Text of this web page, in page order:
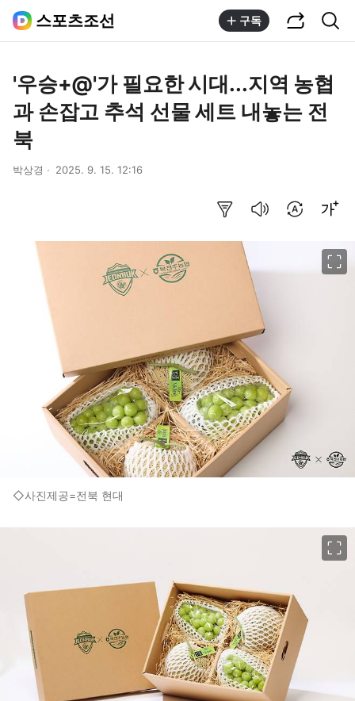
스포츠조선 구독
'우승+@'가 필요한 시대...지역 농협
과 손잡고 추석 선물 세트 내놓는 전
북
박상경 2025. 9. 15. 12:16
◇사진제공=전북 현대